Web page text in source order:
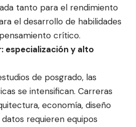
tanto para el rendimiento
el desarrollo de habilidades
crítico.
especialización y alto
de posgrado, las
se intensifican. Carreras
economía, diseño
requieren equipos